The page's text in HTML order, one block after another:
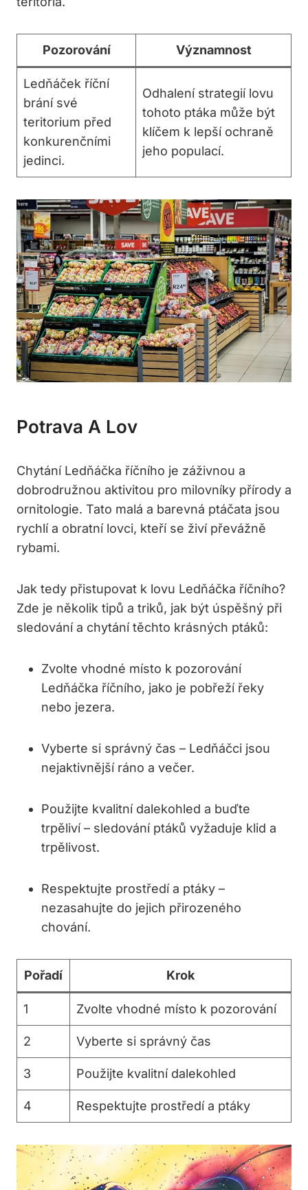
Pozorování Významnost
Ledňáček říční
brání své
teritorium před
konkurenčními
jedinci.
Odhalení strategií lovu
tohoto ptáka může být
klíčem k lepší ochraně
jeho populací.
Potrava A Lov
Chytání Ledňáčka říčního je záživnou a
dobrodružnou aktivitou pro milovníky přírody a
ornitologie. Tato malá a barevná ptáčata jsou
rychlí a obratní lovci, kteří se živí převážně
rybami.
Jak tedy přistupovat k lovu Ledňáčka říčního?
Zde je několik tipů a triků, jak být úspěšný při
sledování a chytání těchto krásných ptáků:
Zvolte vhodné místo k pozorování
Ledňáčka říčního, jako je pobřeží řeky
nebo jezera.
Vyberte si správný čas – Ledňáčci jsou
nejaktivnější ráno a večer.
Použijte kvalitní dalekohled a buďte
trpěliví – sledování ptáků vyžaduje klid a
trpělivost.
Respektujte prostředí a ptáky –
nezasahujte do jejich přirozeného
chování.
Pořadí Krok
1 Zvolte vhodné místo k pozorování
2 Vyberte si správný čas
3 Použijte kvalitní dalekohled
4 Respektujte prostředí a ptáky